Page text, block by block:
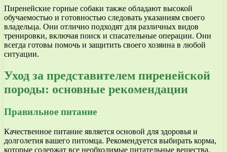
Пиренейские горные собаки также обладают высокой
обучаемостью и готовностью следовать указаниям своего
владельца. Они отлично подходят для различных видов
тренировки, включая поиск и спасательные операции. Они
всегда готовы помочь и защитить своего хозяина в любой
ситуации.
Уход за представителем пиренейской
породы: основные рекомендации
Правильное питание
Качественное питание является основой для здоровья и
долголетия вашего питомца. Рекомендуется выбирать корма,
которые содержат все необходимые питательные вещества,